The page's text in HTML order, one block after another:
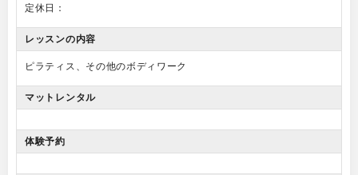
定休日：
レッスンの内容
ピラティス、その他のボディワーク
マットレンタル
体験予約